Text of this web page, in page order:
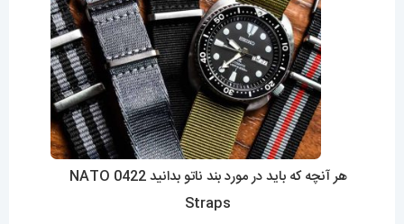
هر آنچه که باید در مورد بند ناتو بدانید 0422 NATO
Straps